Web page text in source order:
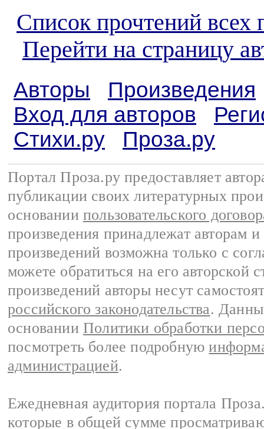
Список прочтений всех
Перейти на страницу
Авторы
Произведения
Вход для авторов
Стихи.ру
Проза.ру
Портал Проза.ру предоставляет
публикации своих литературных
основании пользовательского
произведения принадлежат авторам
произведений возможна только с
можете обратиться на его авторской
произведений авторы несут
российского законодательства.
основании Политики обработки
посмотреть более подробную
администрацией.
Ежедневная аудитория портала
которые в общей сумме